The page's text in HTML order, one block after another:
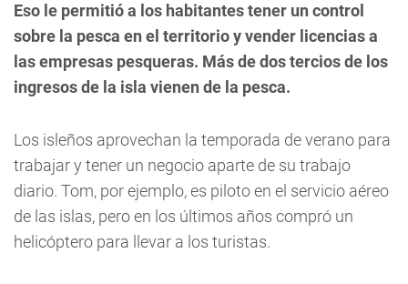
Eso le permitió a los habitantes tener un control
sobre la pesca en el territorio y vender licencias a
las empresas pesqueras. Más de dos tercios de los
ingresos de la isla vienen de la pesca.
Los isleños aprovechan la temporada de verano para
trabajar y tener un negocio aparte de su trabajo
diario. Tom, por ejemplo, es piloto en el servicio aéreo
de las islas, pero en los últimos años compró un
helicóptero para llevar a los turistas.